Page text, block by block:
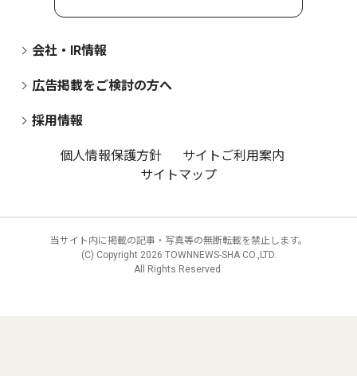
会社・IR情報
広告掲載をご検討の方へ
採用情報
個人情報保護方針
サイトご利用案内
サイトマップ
当サイト内に掲載の記事・写真等の無断転載を禁止します。
(C) Copyright 2026 TOWNNEWS-SHA CO.,LTD.
All Rights Reserved.